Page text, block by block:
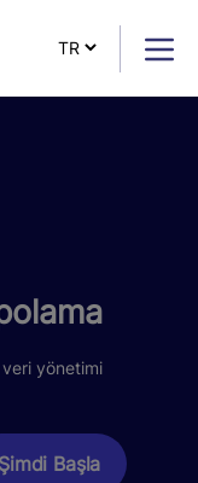
veri yönetimi
Şimdi Başla